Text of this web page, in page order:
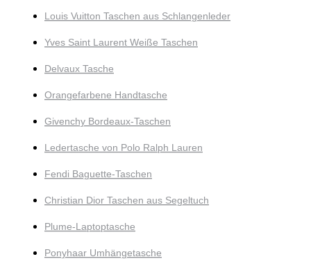
Louis Vuitton Taschen aus Schlangenleder
Yves Saint Laurent Weiße Taschen
Delvaux Tasche
Orangefarbene Handtasche
Givenchy Bordeaux-Taschen
Ledertasche von Polo Ralph Lauren
Fendi Baguette-Taschen
Christian Dior Taschen aus Segeltuch
Plume-Laptoptasche
Ponyhaar Umhängetasche